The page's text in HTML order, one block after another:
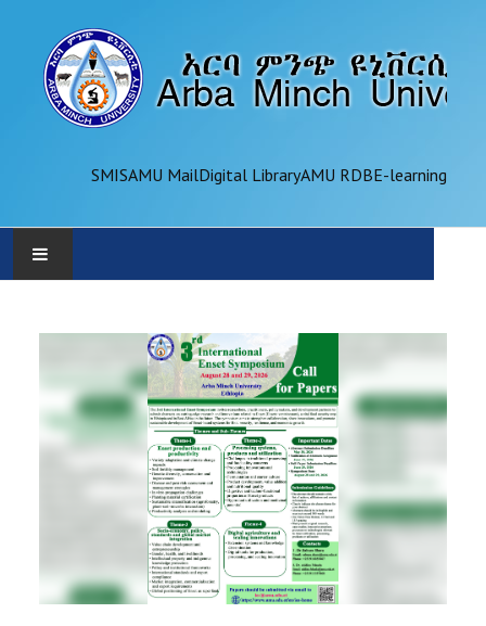
SMISAMU MailDigital LibraryAMU RDBE-learning
ADMINISTRATION
OFFICES
REGISTRAR